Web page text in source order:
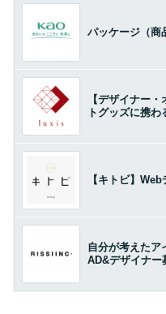
パッケージ（商
【デザイナー
トグッズに携わ
【キトビ】
自分が考えたア
AD&デザイナー